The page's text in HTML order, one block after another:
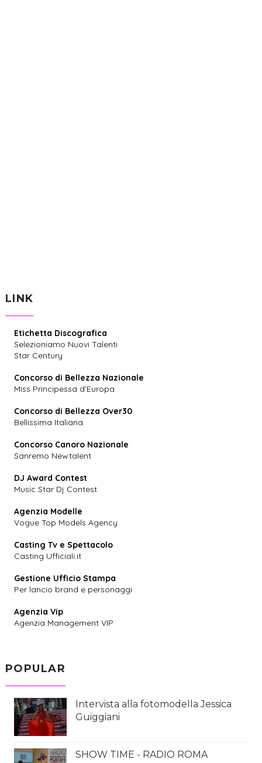
LINK
Etichetta Discografica
Selezioniamo Nuovi Talenti
Star Century
Concorso di Bellezza Nazionale
Miss Principessa d'Europa
Concorso di Bellezza Over30
Bellissima Italiana
Concorso Canoro Nazionale
Sanremo Newtalent
DJ Award Contest
Music Star Dj Contest
Agenzia Modelle
Vogue Top Models Agency
Casting Tv e Spettacolo
Casting Ufficiali.it
Gestione Ufficio Stampa
Per lancio brand e personaggi
Agenzia Vip
Agenzia Management VIP
POPULAR
Intervista alla fotomodella Jessica
Guiggiani
SHOW TIME - RADIO ROMA